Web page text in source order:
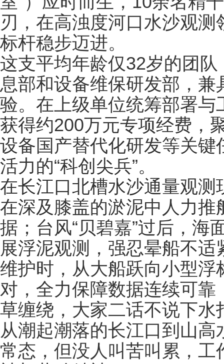
刃，在高浊度河口水沙观
标杆稳步迈进。
这支平均年龄仅32岁的团
息部和设备维保研发部，
验。在上级单位统筹部署
获得约200万元专项经费，
设备国产替代化研发等关
活力的“科创尖兵”。
在长江口北槽水沙通量观
在深及膝盖的淤泥中人力
据；台风“贝碧嘉”过后，海
展浮泥观测，强忍晕船不
维护时，从大船跃向小型
对，全力保障数据连续可
草缠绕，大家二话不说下
从潮起潮落的长江口到山
常态，但没人叫苦叫累，